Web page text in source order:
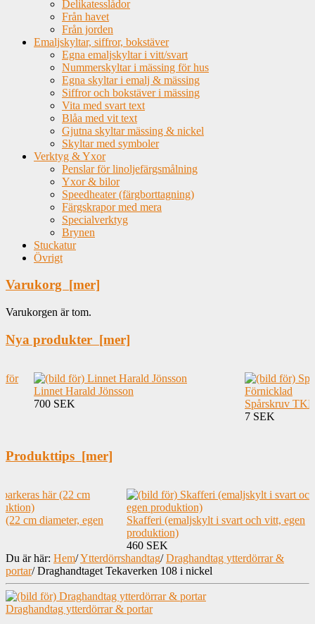
Delikatesslådor
Från havet
Från jorden
Emaljskyltar, siffror, bokstäver
Egna emaljskyltar i vitt/svart
Nummerskyltar i mässing för hus
Egna skyltar i emalj & mässing
Siffror och bokstäver i mässing
Vita med svart text
Blåa med vit text
Gjutna skyltar mässing & nickel
Skyltar med symboler
Verktyg & Yxor
Penslar för linoljefärgsmålning
Yxor & bilor
Speedheater (färgborttagning)
Färgskrapor med mera
Specialverktyg
Brynen
Stuckatur
Övrigt
Varukorg [mer]
Varukorgen är tom.
Nya produkter [mer]
Linnet Harald Jönsson
700 SEK
Spårskruv
7 SEK
Produkttips [mer]
(22 cm diameter, egen
Skafferi (emaljskylt i svart och vitt, egen
produktion)
460 SEK
Du är här: Hem/Ytterdörrshandtag/ Draghandtag ytterdörrar &
portar/Draghandtaget Tekaverken 108 i nickel
Draghandtag ytterdörrar & portar